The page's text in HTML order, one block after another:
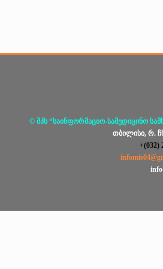
© შპს “საინფორმაციო-სამედიცინო
თბილისი, რ.
+(032)